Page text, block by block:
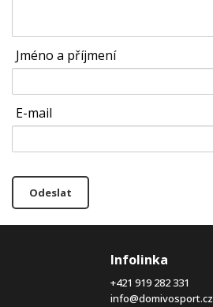
Jméno a příjmení
E-mail
Odeslat
Infolinka
+421 919 282 331
info@domivosport.cz